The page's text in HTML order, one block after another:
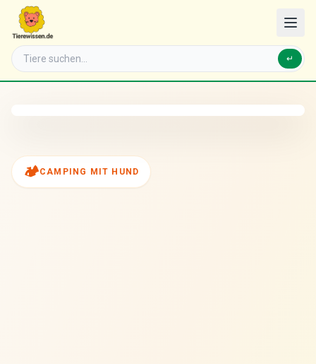
↵
🏕️CAMPING MIT HUND